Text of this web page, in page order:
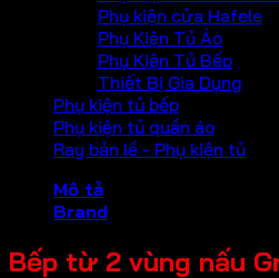
Phụ kiện cửa Hafele
Phụ Kiện Tủ Áo
Phụ Kiện Tủ Bếp
Thiết Bị Gia Dụng
Phụ kiện tủ bếp
Phụ kiện tủ quần áo
Ray bản lề - Phụ kiện tủ
Mô tả
Brand
Bếp từ 2 vùng nấu